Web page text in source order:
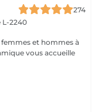
274
L-2240
et hommes à
vous accueille